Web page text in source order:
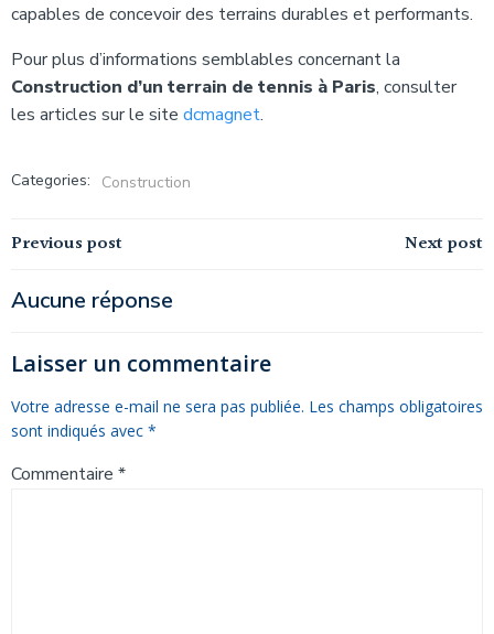
capables de concevoir des terrains durables et performants.
Pour plus d’informations semblables concernant la
Construction d’un terrain de tennis à Paris, consulter
les articles sur le site dcmagnet.
Categories: Construction
Navigation
de
l’article
Previous post Navigation
l’article
Next post
Aucune réponse
Laisser un commentaire
Votre adresse e-mail ne sera pas publiée. Les champs obligatoires
sont indiqués avec *
Commentaire *